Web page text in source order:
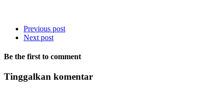
Previous post
Next post
Be the first to comment
Tinggalkan komentar